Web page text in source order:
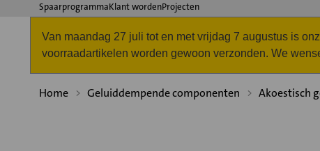
SpaarprogrammaKlant wordenProjecten
Van maandag 27 juli tot en met vrijdag 7 augustus is
voorraadartikelen worden gewoon verzonden. We
Home Geluiddempende componenten Akoestisch